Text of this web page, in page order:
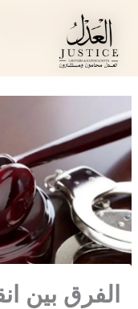
المحتوى
المدونة القانونية
وسقوط العقوبة في قطر
الفرق بين